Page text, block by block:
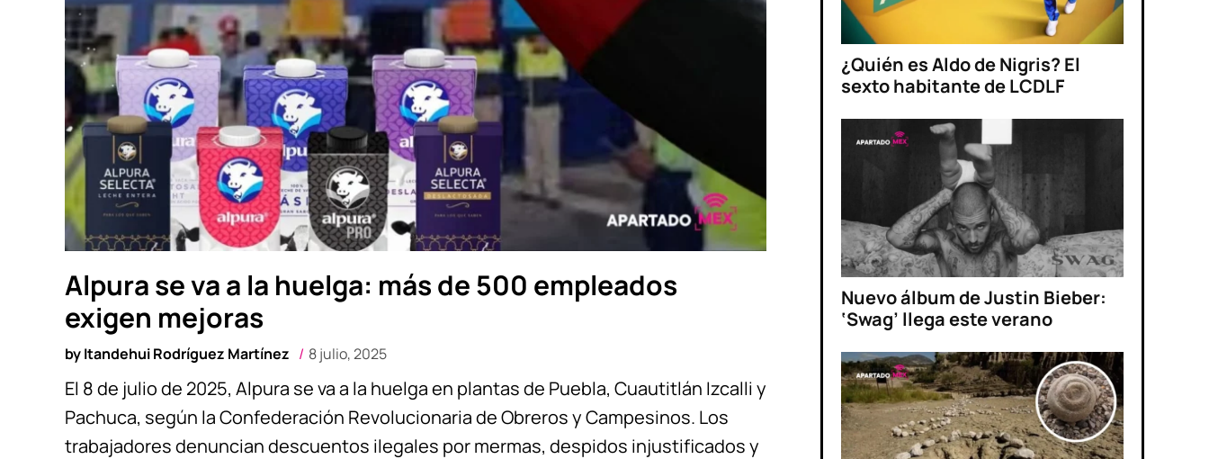
Alpura se va a la huelga: más de 500 empleados
exigen mejoras
byItandehui Rodríguez Martínez 8 julio, 2025
El 8 de julio de 2025, Alpura se va a la huelga en plantas de Puebla, Cuautitlán Izcalli y
Pachuca, según la Confederación Revolucionaria de Obreros y Campesinos. Los
trabajadores denuncian descuentos ilegales por mermas, despidos injustificados y
¿Quién es Aldo de Nigris? El
sexto habitante de LCDLF
Nuevo álbum de Justin Bieber:
‘Swag’ llega este verano